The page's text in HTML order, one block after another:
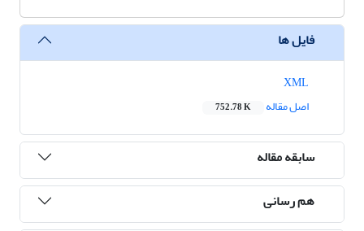
فایل ها
اصل مقاله
752.78 K
سابقه مقاله
هم رسانی